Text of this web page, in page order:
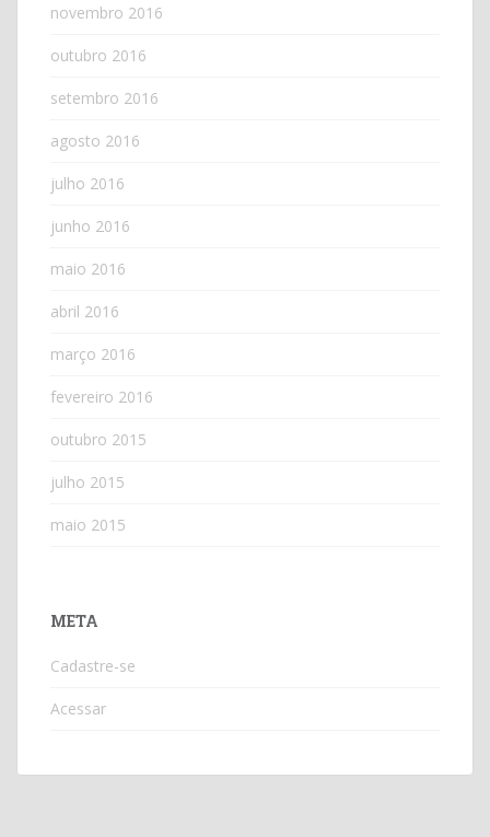
novembro 2016
outubro 2016
setembro 2016
agosto 2016
julho 2016
junho 2016
maio 2016
abril 2016
março 2016
fevereiro 2016
outubro 2015
julho 2015
maio 2015
META
Cadastre-se
Acessar